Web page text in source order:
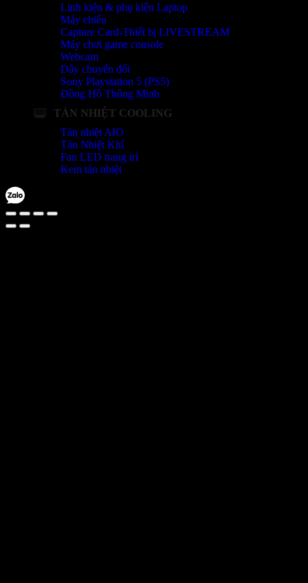
Linh kiện & phụ kiện Laptop
Máy chiếu
Capture Card-Thiết bị LIVESTREAM
Máy chơi game console
Webcam
Dây chuyển đổi
Sony Playstation 5 (PS5)
Đồng Hồ Thông Minh
TẢN NHIỆT COOLING
Tản nhiệt AIO
Tản Nhiệt Khí
Fan LED trang trí
Kem tản nhiệt